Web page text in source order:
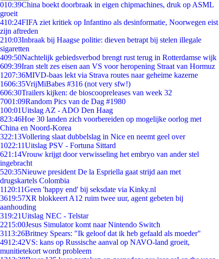
010:39China boekt doorbraak in eigen chipmachines, druk op ASML
groeit
410:24FIFA ziet kritiek op Infantino als desinformatie, Noorwegen eist
zijn aftreden
210:03Inbraak bij Haagse politie: dieven betrapt bij stelen illegale
sigaretten
409:50Nachtelijk gebiedsverbod brengt rust terug in Rotterdamse wijk
609:39Iran stelt zes eisen aan VS voor heropening Straat van Hormuz
1207:36MIVD-baas lekt via Strava routes naar geheime kazerne
1606:35VrijMiBabes #316 (not very sfw!)
606:30Trailers kijken: de bioscoopreleases van week 32
7001:09Random Pics van de Dag #1980
100:01Uitslag AZ - ADO Den Haag
823:46Hoe 30 landen zich voorbereiden op mogelijke oorlog met
China en Noord-Korea
322:13Vollering slaat dubbelslag in Nice en neemt geel over
1022:11Uitslag PSV - Fortuna Sittard
621:14Vrouw krijgt door verwisseling het embryo van ander stel
ingebracht
520:35Nieuwe president De la Espriella gaat strijd aan met
drugskartels Colombia
11 20:11Geen 'happy end' bij seksdate via Kinky.nl
3619:57XR blokkeert A12 ruim twee uur, agent gebeten bij
aanhouding
319:21Uitslag NEC - Telstar
2215:00Jesus Simulator komt naar Nintendo Switch
3113:26Britney Spears: "Ik geloof dat ik heb gefaald als moeder"
4912:42VS: kans op Russische aanval op NAVO-land groeit,
munitietekort wordt probleem